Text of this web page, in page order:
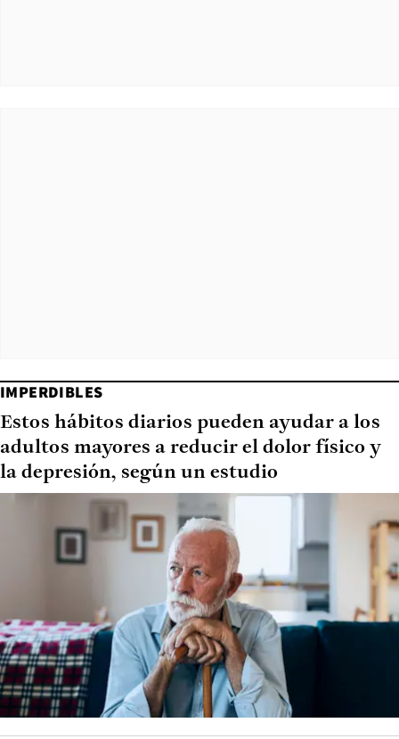
IMPERDIBLES
Estos hábitos diarios pueden ayudar a los
adultos mayores a reducir el dolor físico y
la depresión, según un estudio